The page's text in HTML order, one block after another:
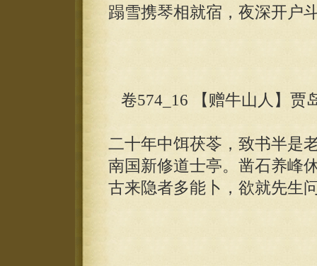
蹋雪携琴相就宿，夜深开户
卷574_16 【赠牛山人】贾
二十年中饵茯苓，致书半是
南国新修道士亭。凿石养峰
古来隐者多能卜，欲就先生